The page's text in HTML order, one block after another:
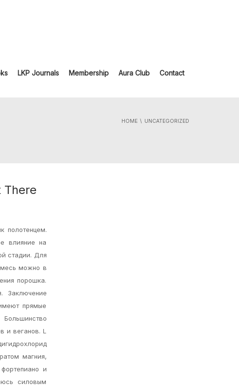
LKP Journals Membership Aura Club Contact
HOME UNCATEGORIZED
There
полотенцем.
влияние на
стадии. Для
можно в
порошка.
Заключение
прямые
и веганов. L
магния,
и
силовым